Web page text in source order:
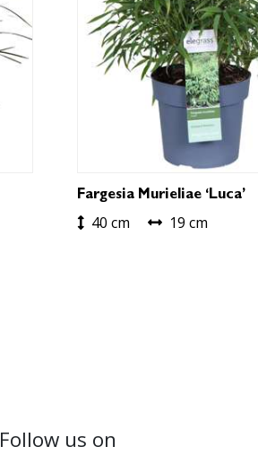
Fargesia Murieliae ‘Luca’
40 cm 19 cm
Follow us on